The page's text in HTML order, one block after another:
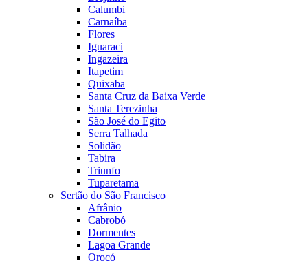
Calumbi
Carnaíba
Flores
Iguaraci
Ingazeira
Itapetim
Quixaba
Santa Cruz da Baixa Verde
Santa Terezinha
São José do Egito
Serra Talhada
Solidão
Tabira
Triunfo
Tuparetama
Sertão do São Francisco
Afrânio
Cabrobó
Dormentes
Lagoa Grande
Orocó